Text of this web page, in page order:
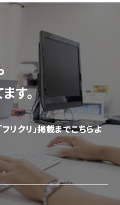
す。
リクリ」掲載までこちらよ